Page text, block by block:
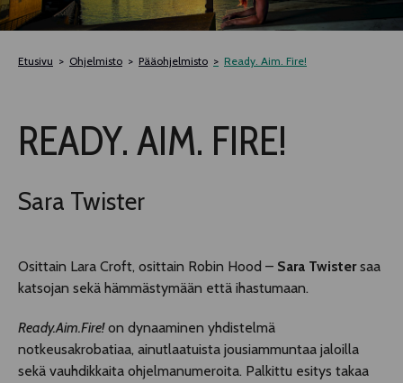
TELTTALAB
TAPAHTUMIEN YÖ
MUU OHJELMISTO
Etusivu Ohjelmisto Pääohjelmisto Ready. Aim. Fire!
READY. AIM. FIRE!
Sara Twister
Osittain Lara Croft, osittain Robin Hood – Sara Twistersaa
katsojan sekä hämmästymään että ihastumaan.
Ready.Aim.Fire!on dynaaminen yhdistelmä
notkeusakrobatiaa, ainutlaatuista jousiammuntaa jaloilla
sekä vauhdikkaita ohjelmanumeroita. Palkittu esitys takaa